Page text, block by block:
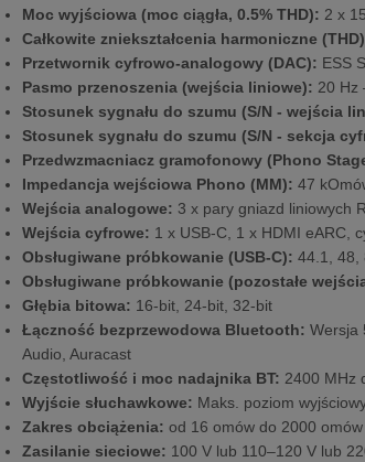
Moc wyjściowa (moc ciągła, 0.5% THD): 2 x
Całkowite zniekształcenia harmoniczne
Przetwornik cyfrowo-analogowy (DAC): ESS
Pasmo przenoszenia (wejścia liniowe): 20 Hz
Stosunek sygnału do szumu (S/N - wejścia
Stosunek sygnału do szumu (S/N - sekcja
Przedwzmacniacz gramofonowy (Phono
Impedancja wejściowa Phono (MM): 47
Wejścia analogowe: 3 x pary gniazd liniowych
Wejścia cyfrowe: 1 x USB-C, 1 x HDMI eARC,
Obsługiwane próbkowanie (USB-C): 44.1, 48,
Obsługiwane próbkowanie (pozostałe
Głębia bitowa: 16-bit, 24-bit, 32-bit
Łączność bezprzewodowa Bluetooth: Wersja
Audio, Auracast
Częstotliwość i moc nadajnika BT: 2400 MHz
Wyjście słuchawkowe: Maks. poziom
Zakres obciążenia: od 16 omów do 2000
Zasilanie sieciowe: 100 V lub 110–120 V lub